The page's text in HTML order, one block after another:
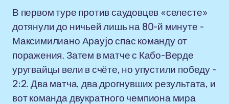
В первом туре против саудовцев «селесте»
дотянули до ничьей лишь на 80-й минуте -
Максимилиано Арауjo спас команду от
поражения. Затем в матче с Кабо-Верде
уругвайцы вели в счёте, но упустили победу -
2:2. Два матча, два дрогнувших результата, и
вот команда двукратного чемпиона мира